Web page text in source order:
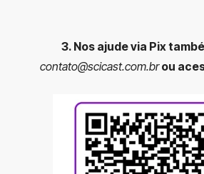
3. Nos ajude via Pix
contato@scicast.com.brou